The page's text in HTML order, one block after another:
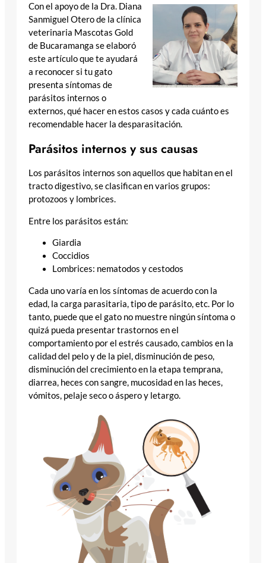
Con el apoyo de la Dra. Diana
Sanmiguel Otero de la clínica
veterinaria Mascotas Gold
de Bucaramanga se elaboró
este artículo que te ayudará
a reconocer si tu gato
presenta síntomas de
parásitos internos o
externos, qué hacer en estos casos y cada cuánto es
recomendable hacer la desparasitación.
Parásitos internos y sus causas
Los parásitos internos son aquellos que habitan en el
tracto digestivo, se clasifican en varios grupos:
protozoos y lombrices.
Entre los parásitos están:
Giardia
Coccidios
Lombrices: nematodos y cestodos
Cada uno varía en los síntomas de acuerdo con la
edad, la carga parasitaria, tipo de parásito, etc. Por lo
tanto, puede que el gato no muestre ningún síntoma o
quizá pueda presentar trastornos en el
comportamiento por el estrés causado, cambios en la
calidad del pelo y de la piel, disminución de peso,
disminución del crecimiento en la etapa temprana,
diarrea, heces con sangre, mucosidad en las heces,
vómitos, pelaje seco o áspero y letargo.